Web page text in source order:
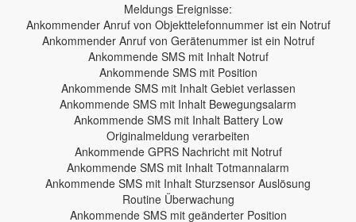
Meldungs Ereignisse:
Ankommender Anruf von Objekttelefonnummer ist ein Notruf
Ankommender Anruf von Gerätenummer ist ein Notruf
Ankommende SMS mit Inhalt Notruf
Ankommende SMS mit Position
Ankommende SMS mit Inhalt Gebiet verlassen
Ankommende SMS mit Inhalt Bewegungsalarm
Ankommende SMS mit Inhalt Battery Low
Originalmeldung verarbeiten
Ankommende GPRS Nachricht mit Notruf
Ankommende SMS mit Inhalt Totmannalarm
Ankommende SMS mit Inhalt Sturzsensor Auslösung
Routine Überwachung
Ankommende SMS mit geänderter Position